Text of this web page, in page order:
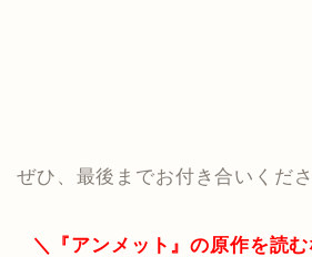
ぜひ、最後までお付き合いくだ
＼『アンメット』の原作を読